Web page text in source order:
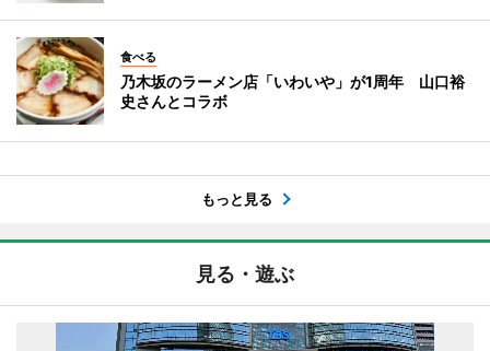
食べる
乃木坂のラーメン店「いわいや」が1周年 山口裕
史さんとコラボ
もっと見る
見る・遊ぶ